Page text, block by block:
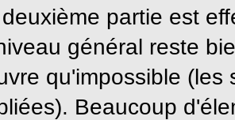
partie est
général reste
qu'impossible
Beaucoup